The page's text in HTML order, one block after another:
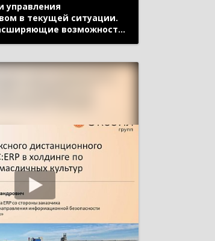
управления
в текущей ситуации.
возможности